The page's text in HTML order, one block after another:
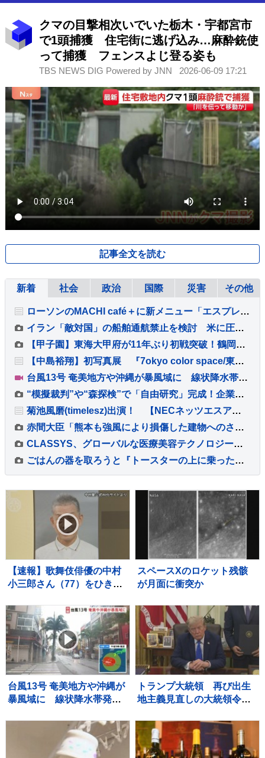
クマの目撃相次いでいた栃木・宇都宮市
で1頭捕獲 住宅街に逃げ込み…麻酔銃使
って捕獲 フェンスよじ登る姿も
TBS NEWS DIG Powered by JNN 2026-06-09 17:21
記事全文を読む
新着 社会 政治 国際 災害 その他
ローソンのMACHI café＋に新メニュー「エスプレッソトニック」が登場
イラン「敵対国」の船舶通航禁止を検討 米に圧力の狙いか
【甲子園】東海大甲府が11年ぶり初戦突破！鶴岡東に快勝 主将・田中楓真が3安打など計12安打 左腕・熊谷晄→エース村尾竜弦の好継投
【中島裕翔】初写真展 『7okyo color space/東京色空間 ～#COT7DF～』 本日7日(金)より開催！！
台風13号 奄美地方や沖縄が暴風域に 線状降水帯発生のおそれも 観光シーズン迎えるも国際通りでは臨時休業が相次ぐ 8日にかけて暴風・高波・土砂災害に厳重警戒
“模擬裁判”や“森探検”で「自由研究」完成！企業の“お助けプラン”続々【THE TIME,】
菊池風磨(timelesz)出演！ 【NECネッツエスアイ】 新TVCM「切らせない篇」公開！！
赤間大臣「熊本も強風により損傷した建物へのさらなる被害に注意」 台風13号接近で政府が「災害警戒会議」開催
CLASSYS、グローバルな医療美容テクノロジー企業への変革を加速させるべく、Samsung ElectronicsおよびVunoの元幹部であるTaek-Soo Kim博士を最高技術責任者（CTO）に任命
ごはんの器を取ろうと『トースターの上に乗った猫』を見ていると…あまりにも予想外な展開が37万再生「一回見てくるの可愛いｗ」「声出たｗ」
【速報】歌舞伎俳優の中村
小三郎さん（77）をひき逃
京・新宿区の路上で歩行者
の20代女性をはねてけがを
させたうえ、そのまま逃走
か 警視庁
スペースXのロケット残骸
が月面に衝突か
台風13号 奄美地方や沖縄が
暴風域に 線状降水帯発生
迎えるも国際通りでは臨時
休業が相次ぐ 8日にかけて
暴風・高波・土砂災害に厳
トランプ大統領 再び出生
地主義見直しの大統領令に
禁止 法廷闘争は必至